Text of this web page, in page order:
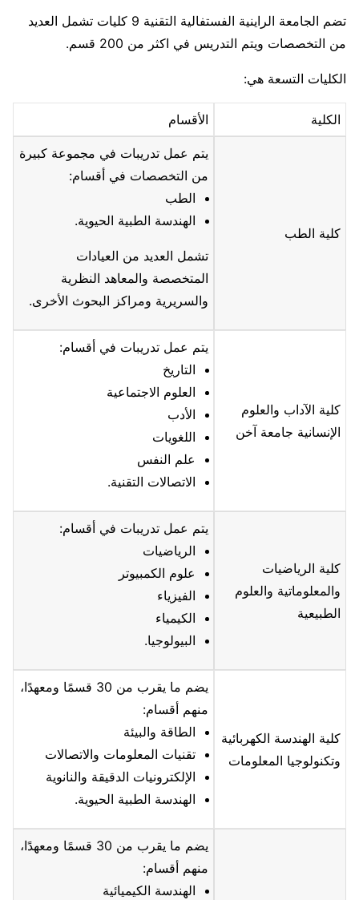
تضم الجامعة الراينية الفستفالية التقنية 9 كليات تشمل العديد
من التخصصات ويتم التدريس في اكثر من 200 قسم.
الكليات التسعة هي:
الكلية الأقسام
كلية الطب
يتم عمل تدريبات في مجموعة كبيرة
من التخصصات في أقسام:
الطب
الهندسة الطبية الحيوية.
تشمل العديد من العيادات
المتخصصة والمعاهد النظرية
والسريرية ومراكز البحوث الأخرى.
كلية الآداب والعلوم
الإنسانية جامعة آخن
يتم عمل تدريبات في أقسام:
التاريخ
العلوم الاجتماعية
الأدب
اللغويات
علم النفس
الاتصالات التقنية.
كلية الرياضيات
والمعلوماتية والعلوم
الطبيعية
يتم عمل تدريبات في أقسام:
الرياضيات
علوم الكمبيوتر
الفيزياء
الكيمياء
البيولوجيا.
كلية الهندسة الكهربائية
وتكنولوجيا المعلومات
يضم ما يقرب من 30 قسمًا ومعهدًا،
منهم أقسام:
الطاقة والبيئة
تقنيات المعلومات والاتصالات
الإلكترونيات الدقيقة والنانوية
الهندسة الطبية الحيوية.
يضم ما يقرب من 30 قسمًا ومعهدًا،
منهم أقسام:
الهندسة الكيميائية